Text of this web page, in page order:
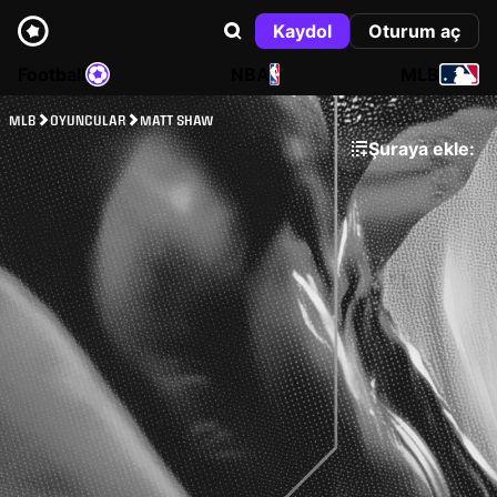
Kaydol
Oturum aç
NBA
MLB OYUNCULAR MATT SHAW
Şuraya ekle: